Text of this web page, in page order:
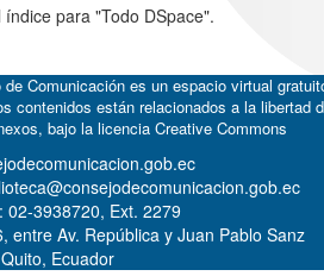
para "Todo DSpace".
Comunicación es un espacio virtual
contenidos están relacionados a la libertad
bajo la licencia Creative Commons
02-3938720, Ext. 2279
entre Av. República y Juan Pablo Sanz
Quito, Ecuador